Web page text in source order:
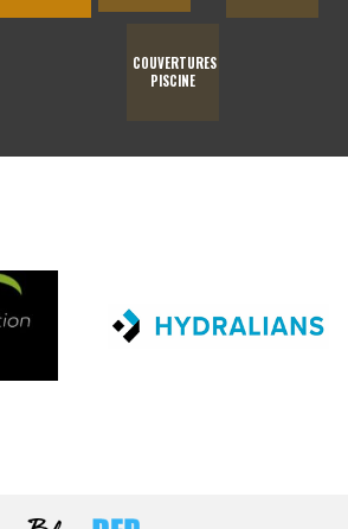
COUVERTURES
PISCINE